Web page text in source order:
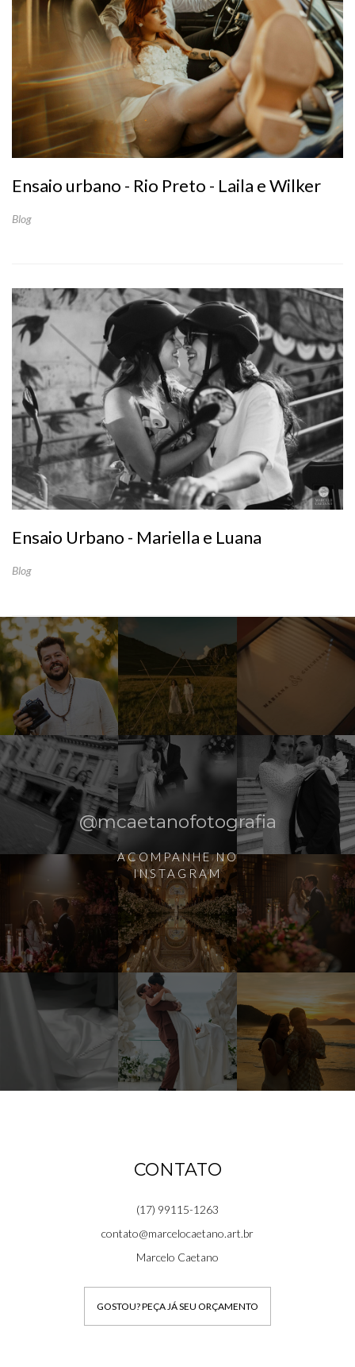
Ensaio urbano - Rio Preto - Laila e Wilker
Blog
Ensaio Urbano - Mariella e Luana
Blog
@mcaetanofotografia
ACOMPANHE NO
INSTAGRAM
CONTATO
(17) 99115-1263
contato@marcelocaetano.art.br
Marcelo Caetano
GOSTOU? PEÇA JÁ SEU ORÇAMENTO